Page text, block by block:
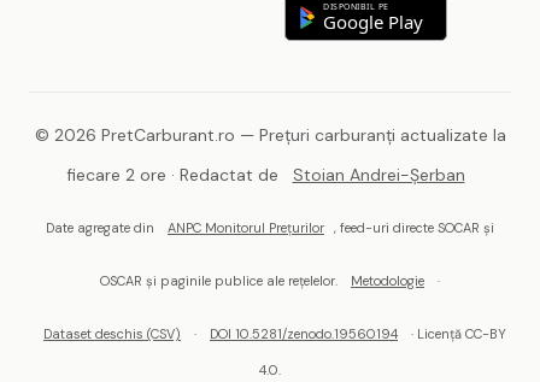
DISPONIBIL PE
Google Play
© 2026 PretCarburant.ro — Prețuri carburanți actualizate la
fiecare 2 ore · Redactat de
Stoian Andrei-Șerban
Date agregate din ANPC Monitorul Prețurilor , feed-uri directe SOCAR și
OSCAR și paginile publice ale rețelelor. Metodologie ·
Dataset deschis (CSV) · DOI 10.5281/zenodo.19560194 · Licență CC-BY
4.0.